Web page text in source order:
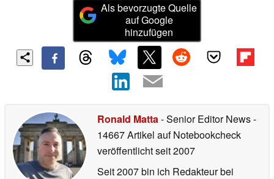
Als bevorzugte Quelle
auf Google
hinzufügen
Ronald Matta- Senior Editor News-
14667 Artikel auf Notebookcheck
veröffentlichtseit 2007
Seit 2007 bin ich Redakteur bei